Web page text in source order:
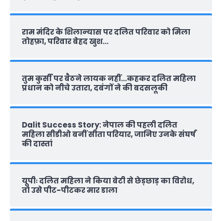
राम मंदिर के शिलान्‍यास पर दलित परिवार को मिला
तोहफ़ा, परिवार बेहद खुश…
तुम कुर्सी पर बैठने लायक नहीं…कहकर दलित महिला
प्रधान को नीचे उतारा, दबंगों ने की बदसलूकी
Dalit Success Story: नेपाल की पहली दलित
महिला सीडीओ बनीं सीता परियार, जानिए उनके संघर्ष
की दास्‍तां
यूपीः दलित महिला ने किया बेटी से छेड़छाड़ का विरोध,
तो उसे पीट-पीटकर मार डाला